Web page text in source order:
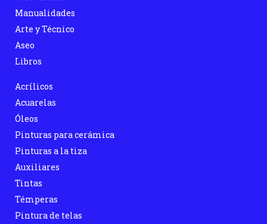
Manualidades
Arte y Técnico
Aseo
Libros
Acrílicos
Acuarelas
Óleos
Pinturas para cerámica
Pinturas a la tiza
Auxiliares
Tintas
Témperas
Pintura de telas